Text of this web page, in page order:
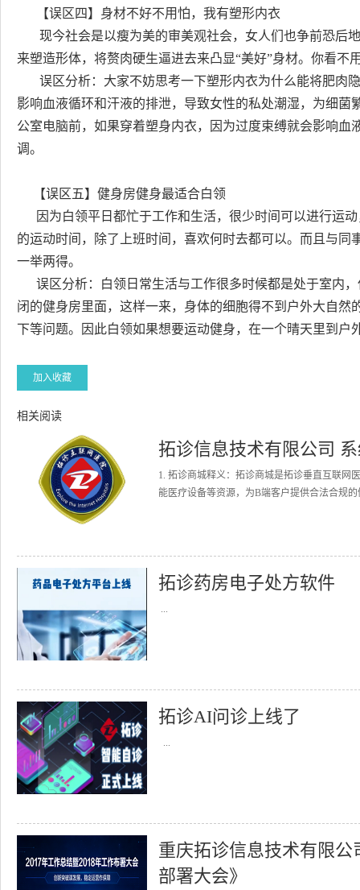
【误区四】身材不好不用怕，我有塑形内衣
现今社会是以瘦为美的审美观社会，女人们也争前恐后
来塑造形体，将赘肉硬生逼进去来凸显“美好”身材。你看
误区分析：大家不妨思考一下塑形内衣为什么能将肥肉
影响血液循环和汗液的排泄，导致女性的私处潮湿，为细
公室电脑前，如果穿着塑身内衣，因为过度束缚就会影响
调。
【误区五】健身房健身最适合白领
因为白领平日都忙于工作和生活，很少时间可以进行运
的运动时间，除了上班时间，喜欢何时去都可以。而且与
一举两得。
误区分析：白领日常生活与工作很多时候都是处于室内
闭的健身房里面，这样一来，身体的细胞得不到户外大自
下等问题。因此白领如果想要运动健身，在一个晴天里到
加入收藏
相关阅读
拓诊信息技术有限公司
1. 拓诊商城释义：拓诊商城是拓诊垂直互联网
能医疗设备等资源，为B端客户提供合法合规
拓诊药房电子处方软件
...
拓诊AI问诊上线了
...
重庆拓诊信息技术有限公
部署大会》